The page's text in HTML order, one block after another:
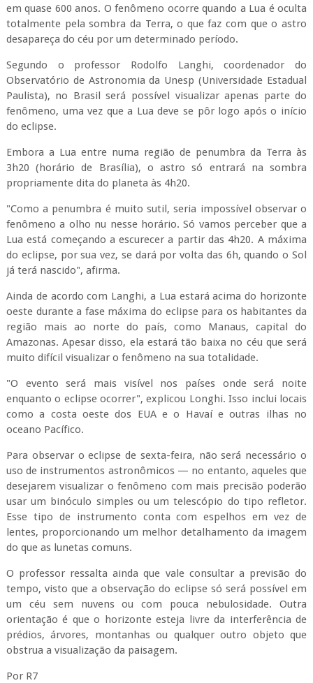
em quase 600 anos. O fenômeno ocorre quando a Lua é oculta
totalmente pela sombra da Terra, o que faz com que o astro
desapareça do céu por um determinado período.
Segundo o professor Rodolfo Langhi, coordenador do
Observatório de Astronomia da Unesp (Universidade Estadual
Paulista), no Brasil será possível visualizar apenas parte do
fenômeno, uma vez que a Lua deve se pôr logo após o início
do eclipse.
Embora a Lua entre numa região de penumbra da Terra às
3h20 (horário de Brasília), o astro só entrará na sombra
propriamente dita do planeta às 4h20.
"Como a penumbra é muito sutil, seria impossível observar o
fenômeno a olho nu nesse horário. Só vamos perceber que a
Lua está começando a escurecer a partir das 4h20. A máxima
do eclipse, por sua vez, se dará por volta das 6h, quando o Sol
já terá nascido", afirma.
Ainda de acordo com Langhi, a Lua estará acima do horizonte
oeste durante a fase máxima do eclipse para os habitantes da
região mais ao norte do país, como Manaus, capital do
Amazonas. Apesar disso, ela estará tão baixa no céu que será
muito difícil visualizar o fenômeno na sua totalidade.
"O evento será mais visível nos países onde será noite
enquanto o eclipse ocorrer", explicou Longhi. Isso inclui locais
como a costa oeste dos EUA e o Havaí e outras ilhas no
oceano Pacífico.
Para observar o eclipse de sexta-feira, não será necessário o
uso de instrumentos astronômicos — no entanto, aqueles que
desejarem visualizar o fenômeno com mais precisão poderão
usar um binóculo simples ou um telescópio do tipo refletor.
Esse tipo de instrumento conta com espelhos em vez de
lentes, proporcionando um melhor detalhamento da imagem
do que as lunetas comuns.
O professor ressalta ainda que vale consultar a previsão do
tempo, visto que a observação do eclipse só será possível em
um céu sem nuvens ou com pouca nebulosidade. Outra
orientação é que o horizonte esteja livre da interferência de
prédios, árvores, montanhas ou qualquer outro objeto que
obstrua a visualização da paisagem.
Por R7